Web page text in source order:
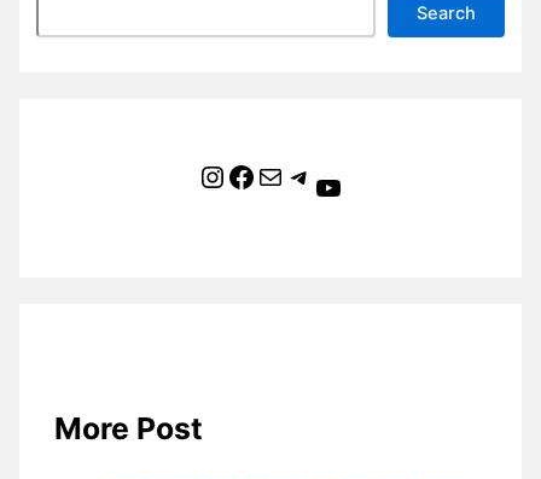
Search
Instagram Facebook Mail Telegram YouTube
More Post